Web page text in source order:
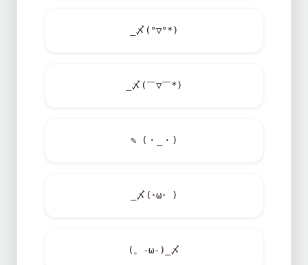
_〆(°▽°*)
_〆(￣▽￣*)
✎ (・_・)
_〆(･ω･ )
(。-ω-)_〆